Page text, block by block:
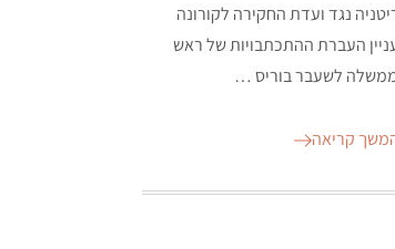
נגד ועדת החקירה לקורונה
העברת ההתכתבויות של ראש
לשעבר בוריס …
קריאה